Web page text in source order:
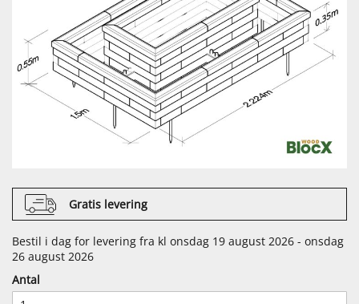
Gratis levering
Bestil i dag for levering fra kl onsdag 19 august 2026 - onsdag
26 august 2026
Antal